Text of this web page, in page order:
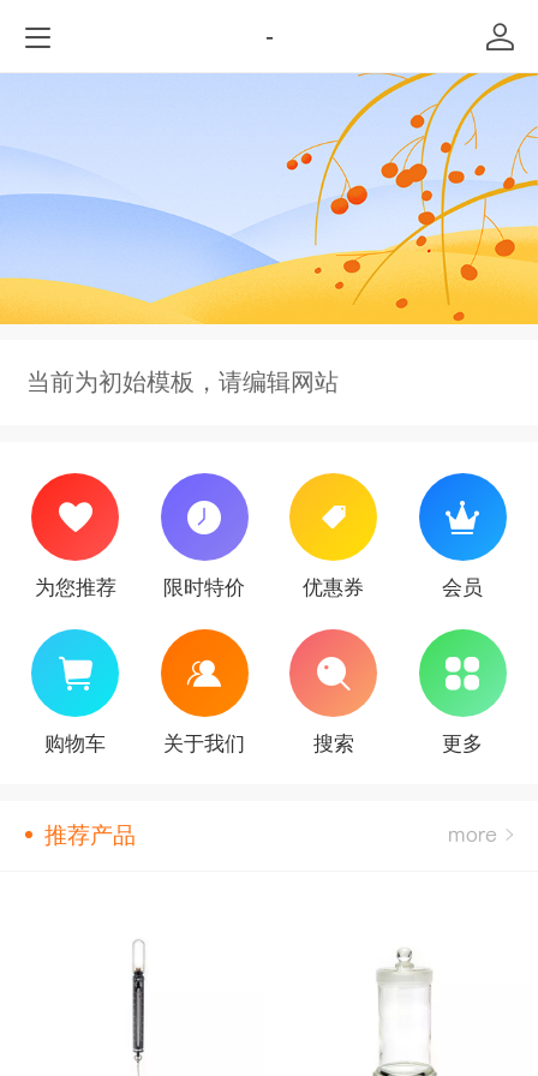
-
当前为初始模板，请编辑网站
为您推荐 限时特价 优惠券 会员
购物车 关于我们 搜索 更多
推荐产品